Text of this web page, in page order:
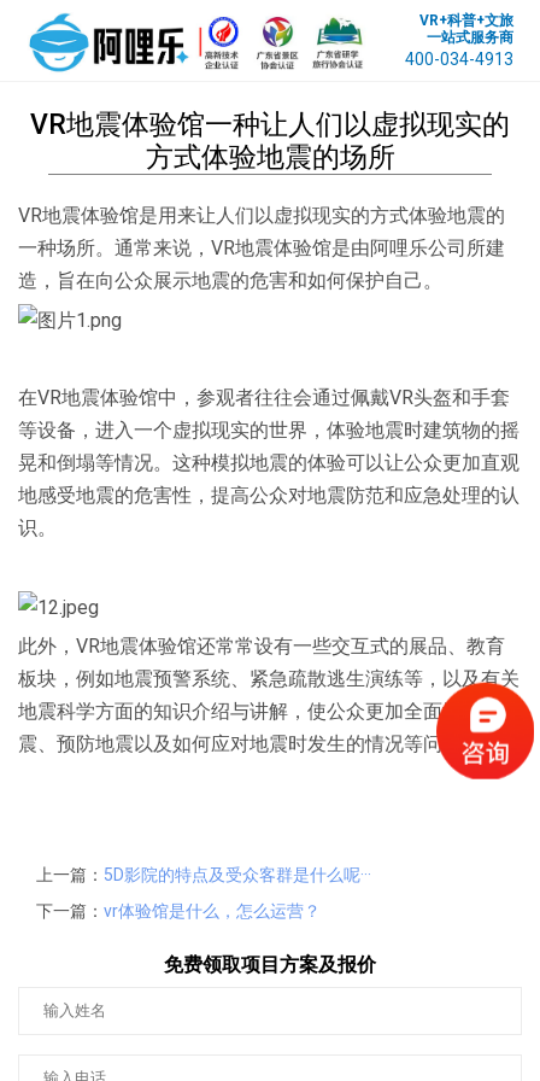
VR+科普+文旅
一站式服务商
400-034-4913
VR地震体验馆一种让人们以虚拟现实的
方式体验地震的场所
VR地震体验馆是用来让人们以虚拟现实的方式体验地震的
一种场所。通常来说， VR地震体验馆是由阿哩乐公司所建
造，旨在向公众展示地震的危害和如何保护自己。
在VR地震体验馆中，参观者往往会通过佩戴VR头盔和手套
等设备，进入一个虚拟现实的世界，体验地震时建筑物的摇
晃和倒塌等情况。这种模拟地震的体验可以让公众更加直观
地感受地震的危害性，提高公众对地震防范和应急处理的认
识。
此外，VR地震体验馆还常常设有一些交互式的展品、教育
板块，例如地震预警系统、紧急疏散逃生演练等，以及有关
地震科学方面的知识介绍与讲解，使公众更加全面地了解地
震、预防地震以及如何应对地震时发生的情况等问题。
上一篇： 5D影院的特点及受众客群是什么呢···
下一篇： vr体验馆是什么，怎么运营？
免费领取项目方案及报价